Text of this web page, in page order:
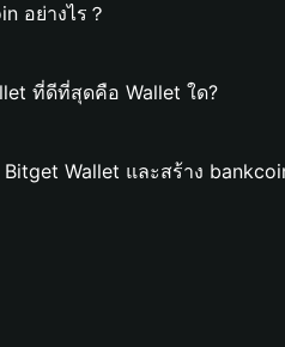
อย่างไร？
ที่ดีที่สุดคือ Wallet ใด?
Wallet และสร้าง